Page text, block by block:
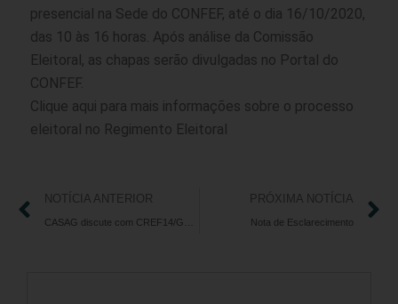
presencial na Sede do CONFEF, até o dia 16/10/2020,
das 10 às 16 horas. Após análise da Comissão
Eleitoral, as chapas serão divulgadas no Portal do
CONFEF.
Clique aqui para mais informações sobre o processo
eleitoral no Regimento Eleitoral
NOTÍCIA ANTERIOR PRÓXIMA NOTÍCIA
Nota de Esclarecimento